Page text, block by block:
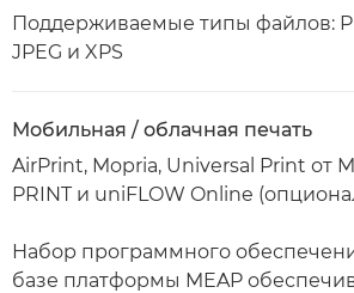
Поддерживаемые типы файлов:
JPEG и XPS
Мобильная / облачная печать
AirPrint, Mopria, Universal Print от
PRINT и uniFLOW Online
Набор программного
базе платформы MEAP